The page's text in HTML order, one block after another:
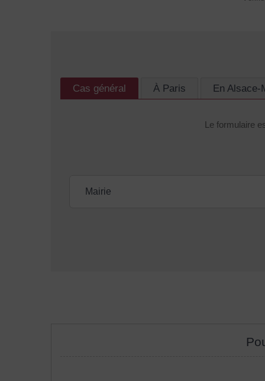
Cas général À Paris En Alsace-
Le formulaire
Mairie